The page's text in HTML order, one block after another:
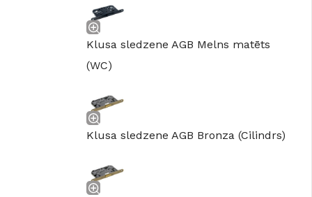
Grīdas segumi
Skatīt
GRĪDAS SEGUMI
Naturālas grīdas no masīvkoka
JAUNUMS!
Vinila grīdas
GRĪDĀM
Grīdlīstes un aksesuāri
Klusa sledzene AGB Melns matēts
(WC)
Klusa sledzene AGB Bronza (Cilindrs)